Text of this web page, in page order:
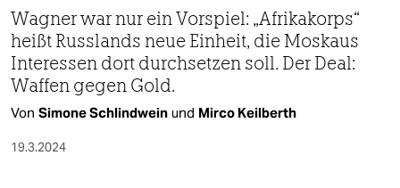
Wagner war nur ein Vorspiel: „Afrikakorps“
heißt Russlands neue Einheit, die Moskaus
Interessen dort durchsetzen soll. Der Deal:
Waffen gegen Gold.
Von Simone Schlindwein und Mirco Keilberth
19.3.2024